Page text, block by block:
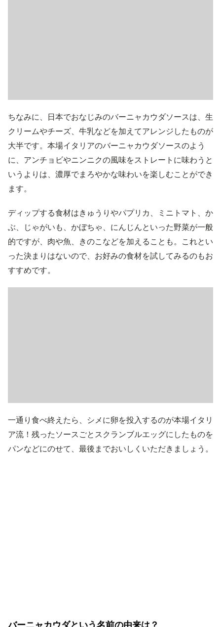
ちなみに、日本でおなじみのバーニャカウダソースは、生
クリームやチーズ、牛乳などを加えてアレンジしたものが
大半です。本場イタリアのバーニャカウダソースのよう
に、アンチョビやニンニクの風味をストレートに味わうと
いうよりは、濃厚でまろやかな味わいを楽しむことができ
ます。
ディップする食材はきゅうりやパプリカ、ミニトマト、か
ぶ、じゃがいも、かぼちゃ、にんじんといった野菜が一般
的ですが、肉や魚、きのこなどを加えることも。これとい
った決まりはないので、お好みの食材を試してみるのもお
すすめです。
一通り食べ終えたら、シメに卵を投入するのが本場イタリ
ア流！残ったソースごとスクランブルエッグにしたものを
パンなどにのせて、最後までおいしくいただきましょう。
バーニャカウダという名前の由来は？